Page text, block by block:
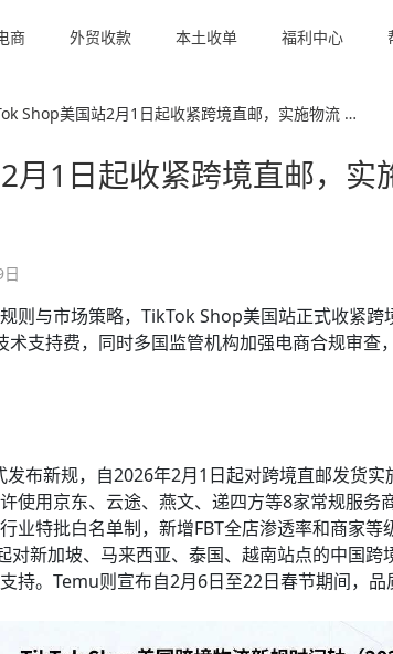
商 外贸收款 本土收单 福利中心
Shop美国站2月1日起收紧跨境直邮，实施物流 …
月1日起收紧跨境直邮，实
则与市场策略，TikTok Shop美国站正式收紧
支持费，同时多国监管机构加强电商合规审查
布新规，自2026年2月1日起对跨境直邮发货
使用京东、云途、燕文、递四方等8家常规服务
业特批白名单制，新增FBT全店渗透率和商家等
对新加坡、马来西亚、泰国、越南站点的中国跨
持。Temu则宣布自2月6日至22日春节期间，